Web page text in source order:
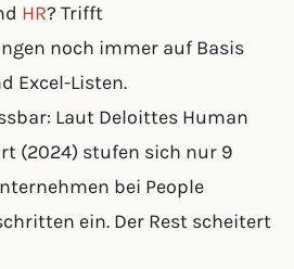
HR? Trifft
noch immer auf Basis
Excel-Listen.
Laut Deloittes Human
(2024) stufen sich nur 9
bei People
ein. Der Rest scheitert